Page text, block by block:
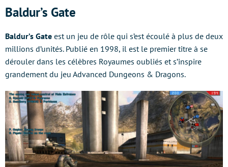
Baldur’s Gate
Baldur’s Gate est un jeu de rôle qui s’est écoulé à plus de deux
millions d’unités. Publié en 1998, il est le premier titre à se
dérouler dans les célèbres Royaumes oubliés et s’inspire
grandement du jeu Advanced Dungeons & Dragons.